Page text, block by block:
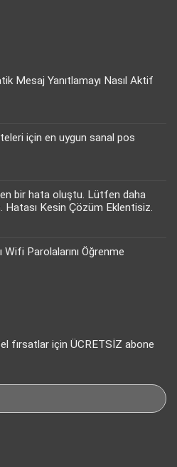
Mesaj Yanıtlamayı Nasıl Aktif
için en uygun sanal pos
bir hata oluştu. Lütfen daha
Hatası Kesin Çözüm Eklentisiz.
Wifi Parolalarını Öğrenme
fırsatlar için ÜCRETSİZ abone